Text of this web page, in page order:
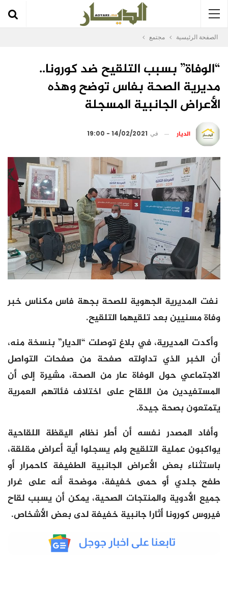
الصفحة الرئيسية مجتمع
“الوفاة” بسبب التلقيح ضد كورونا..
مديرية الصحة بفاس توضح وهذه
الأعراض الجانبية المسجلة
الديار في 14/02/2021 - 19:00
نفت المديرية الجهوية للصحة بجهة فاس مكناس خبر
وفاة مسنيين بعد تلقيهما التلقيح.
وأكدت المديرية، في بلاغ توصلت “الديار” بنسخة منه،
أن الخبر الذي تداولته صفحة من صفحات التواصل
الاجتماعي حول الوفاة عار من الصحة، مشيرة إلى أن
المستفيدين من اللقاح على اختلاف فئاتهم العمرية
يتمتعون بصحة جيدة.
وأفاد المصدر نفسه أن أطر نظام اليقظة اللقاحية
يواكبون عملية التلقيح ولم يسجلوا أية أعراض مقلقة،
باستثناء بعض الأعراض الجانبية الطفيفة كاحمرار أو
طفح جلدي أو حمى خفيفة، موضحة أنه على غرار
جميع الأدوية والمنتجات الصحية، يمكن أن يسبب لقاح
فيروس كورونا أثارا جانبية خفيفة لدى بعض الأشخاص.